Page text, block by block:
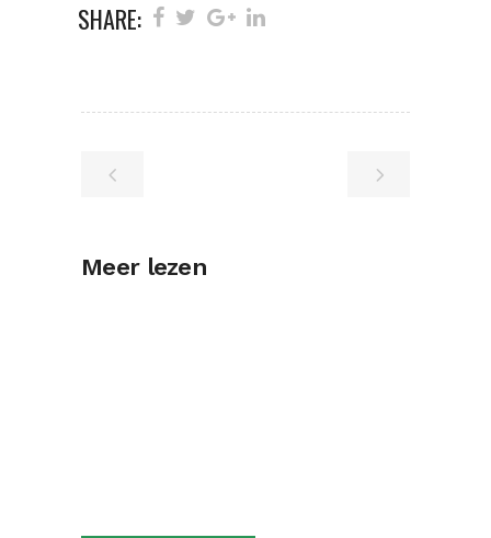
SHARE:
Meer lezen